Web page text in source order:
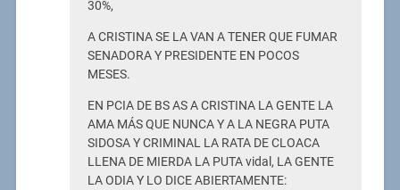
30%,
A CRISTINA SE LA VAN A TENER QUE FUMAR
SENADORA Y PRESIDENTE EN POCOS
MESES.
EN PCIA DE BS AS A CRISTINA LA GENTE LA
AMA MÁS QUE NUNCA Y A LA NEGRA PUTA
SIDOSA Y CRIMINAL LA RATA DE CLOACA
LLENA DE MIERDA LA PUTA vidal, LA GENTE
LA ODIA Y LO DICE ABIERTAMENTE: